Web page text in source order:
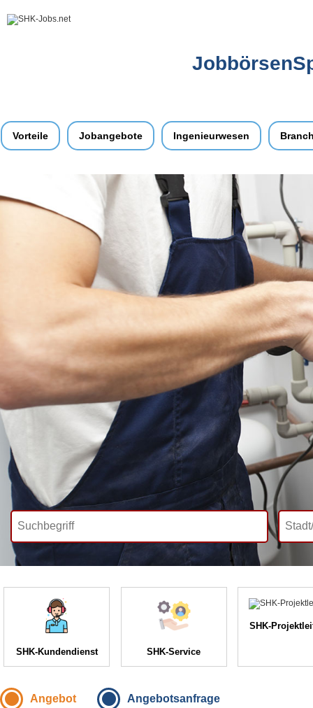
Vorteile Jobangebote Ingenieurwesen
SHK-Kundendienst SHK-Service
SHK-
Angebot Angebotsanfrage